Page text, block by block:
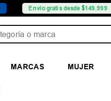
Envío gratis desde $149.999
MARCAS MUJER